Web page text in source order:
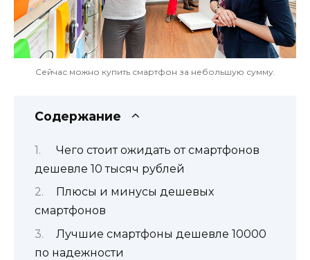
Сейчас можно купить смартфон за небольшую сумму.
Содержание
Чего стоит ожидать от смартфонов
дешевле 10 тысяч рублей
Плюсы и минусы дешевых
смартфонов
Лучшие смартфоны дешевле 10000
по надежности